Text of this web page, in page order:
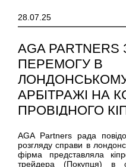
28.07.25
AGA
ПЕРЕМОГУ В
АРБІТРАЖІ НА
ПРОВІДНОГО
AGA Partners рада
розгляду справи в
фірма представляла
трейдера (Покупця) в